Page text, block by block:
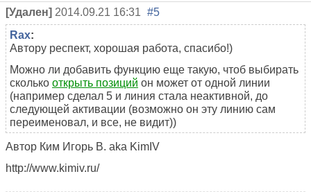
[Удален] 2014.09.21 16:31 #5
Rax:
Автору респект, хорошая работа, спасибо!)
Можно ли добавить функцию еще такую, чтоб выбирать
сколько открыть позиций он может от одной линии
(например сделал 5 и линия стала неактивной, до
следующей активации (возможно он эту линию сам
переименовал, и все, не видит))
Автор Ким Игорь В. aka KimIV
http://www.kimiv.ru/